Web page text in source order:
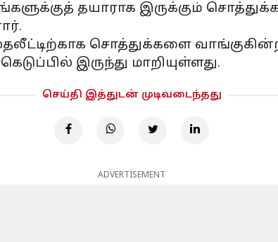
தயாராக இருக்கும்
சொத்துக்களை
இருந்து மாறியுள்ளது.
செய்தி இத்துடன் முடிவடைந்தது
ADVERTISEMENT